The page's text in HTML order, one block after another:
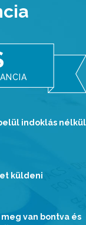
indoklás nélkül
küldeni
van bontva és